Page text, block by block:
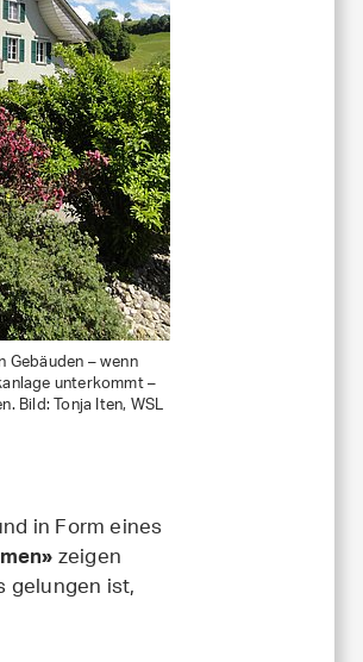
– wenn
unterkommt –
Bild: Tonja Iten, WSL
in Form eines
zeigen
gelungen ist,